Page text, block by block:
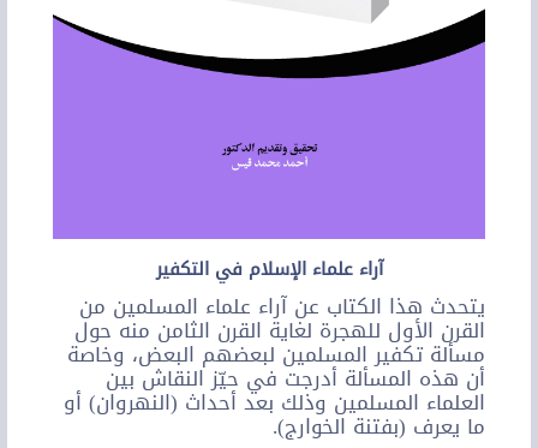
آراء علماء الإسلام في التكفير
يتحدث هذا الكتاب عن آراء علماء المسلمين من
القرن الأول للهجرة لغاية القرن الثامن منه حول
مسألة تكفير المسلمين لبعضهم البعض، وخاصة
أن هذه المسألة أدرجت في حيّز النقاش بين
العلماء المسلمين وذلك بعد أحداث (النهروان) أو
ما يعرف (بفتنة الخوارج).